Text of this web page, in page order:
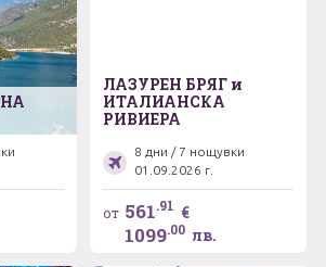
ЛАЗУРЕН БРЯГ и
ИТАЛИАНСКА
РИВИЕРА
8 дни / 7 нощувки
01.09.2026 г.
от 561.91 €
1099.00 лв.